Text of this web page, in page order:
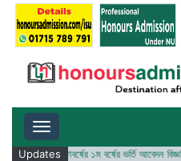
Toggle navigation
Updates
২০২৫-২৬ শিক্ষাবর্ষের ১ম বর্ষের ভর্তি আবেদন